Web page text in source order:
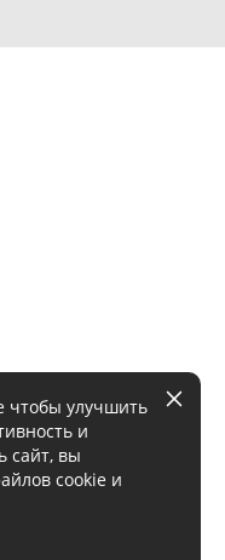
чтобы улучшить
и
сайт, вы
cookie и